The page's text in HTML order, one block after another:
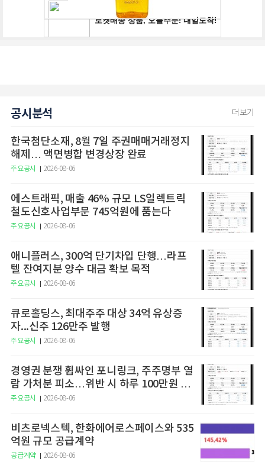
공시분석 더보기
한국첨단소재, 8월 7일 주권매매거래정지
해제… 액면병합 변경상장 완료
주요공시 2026-08-06
에스트래픽, 매출 46% 규모 LS일렉트릭
철도신호사업부문 745억원에 품는다
주요공시 2026-08-06
애니플러스, 300억 단기차입 단행…라프
텔 잔여지분 양수 대금 확보 목적
주요공시 2026-08-06
큐로홀딩스, 최대주주 대상 34억 유상증
자...신주 126만주 발행
주요공시 2026-08-06
경영권 분쟁 휩싸인 포니링크, 주주명부 열
람 가처분 피소…위반 시 하루 100만원 청
구
주요공시 2026-08-06
비츠로넥스텍, 한화에어로스페이스와 535
억원 규모 공급계약
공급계약 2026-08-06